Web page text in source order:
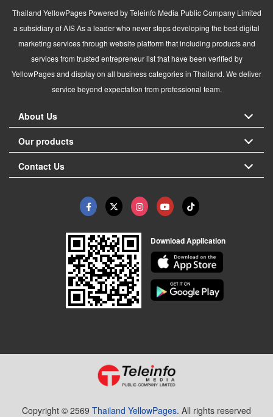
Thailand YellowPages Powered by Teleinfo Media Public Company Limited
a subsidiary of AIS As a leader who never stops developing the best digital
marketing services through website platform that including products and
services from trusted entrepreneur list that have been verified by
YellowPages and display on all business categories in Thailand. We deliver
service beyond expectation from professional team.
About Us
Our products
Contact Us
Download Application
Copyright © 2569 Thailand YellowPages. All rights reserved